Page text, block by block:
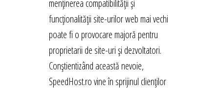
menținerea compatibilității și
funcționalității site-urilor web mai vechi
poate fi o provocare majoră pentru
proprietarii de site-uri și dezvoltatori.
Conștientizând această nevoie,
SpeedHost.ro vine în sprijinul clienților